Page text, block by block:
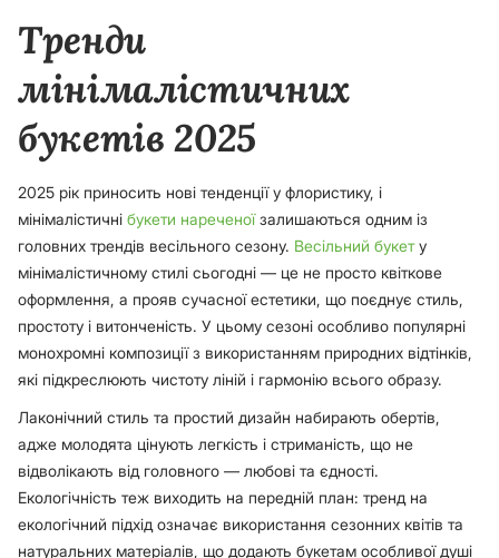
Тренди
мінімалістичних
букетів 2025
2025 рік приносить нові тенденції у флористику, і
мінімалістичні букети нареченоїзалишаються одним із
головних трендів весільного сезону. Весільний букету
мінімалістичному стилі сьогодні — це не просто квіткове
оформлення, а прояв сучасної естетики, що поєднує стиль,
простоту і витонченість. У цьому сезоні особливо популярні
монохромні композиції з використанням природних відтінків,
які підкреслюють чистоту ліній і гармонію всього образу.
Лаконічний стиль та простий дизайн набирають обертів,
адже молодята цінують легкість і стриманість, що не
відволікають від головного — любові та єдності.
Екологічність теж виходить на передній план: тренд на
екологічний підхід означає використання сезонних квітів та
натуральних матеріалів, що додають букетам особливої душі